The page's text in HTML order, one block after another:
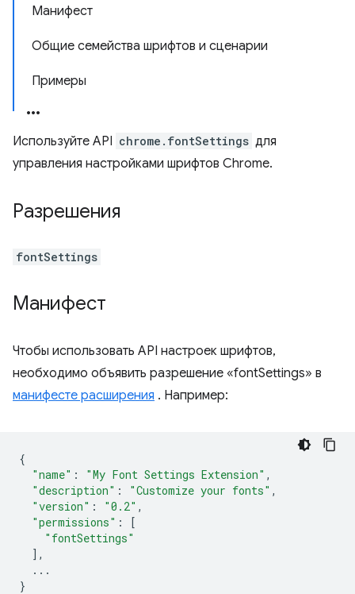
Манифест
Общие семейства шрифтов и сценарии
Примеры
Используйте API chrome.fontSettings для
управления настройками шрифтов Chrome.
Разрешения
fontSettings
Манифест
Чтобы использовать API настроек шрифтов,
необходимо объявить разрешение «fontSettings» в
манифесте расширения . Например:
{
"name" : "My Font Settings Extension" ,
"description" : "Customize your fonts" ,
"version" : "0.2" ,
"permissions" :
[
"fontSettings"
],
...
}